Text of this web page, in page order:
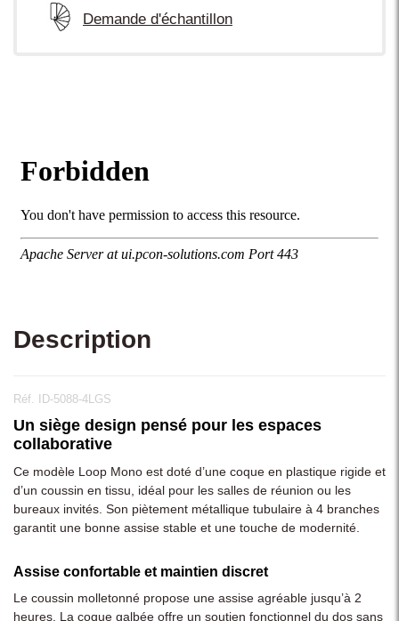
Demande d'échantillon
Description
Réf. ID-5088-4LGS
Un siège design pensé pour les espaces
collaborative
Ce modèle Loop Mono est doté d’une coque en plastique rigide et
d’un coussin en tissu, idéal pour les salles de réunion ou les
bureaux invités. Son piètement métallique tubulaire à 4 branches
garantit une bonne assise stable et une touche de modernité.
Assise confortable et maintien discret
Le coussin molletonné propose une assise agréable jusqu’à 2
heures. La coque galbée offre un soutien fonctionnel du dos sans